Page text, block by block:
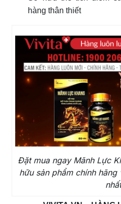
hàng thân thiết
Đặt mua ngay Mãnh Lực
hữu sản phẩm chính
nhất